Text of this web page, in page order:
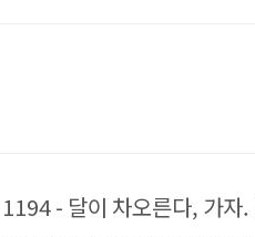
- 달이 차오른다, 가자